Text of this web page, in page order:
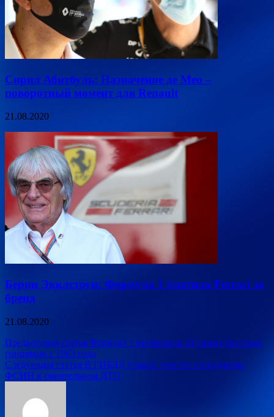
Сирил Абитбуль: Назначение де Мео –
поворотный момент для Renault
21.08.2020
Берни Экклстоун: Формула 1 платила Ferrari за
бренд
21.08.2020
Навигация
по
записям
Предыдущая статья Формула 1 вычислила 20 самых быстрых
гонщиков с 1983 года
Следующая статья В ГИБДД утаили участие сотрудницы
ФСИН в смертельном ДТП